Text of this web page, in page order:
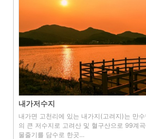
내가저수지
내가면 고천리에 있는 내가지(고려지)는 만
의 큰 저수지로 고려산 및 혈구산으로 99계
물줄기를 담수로 한곳…